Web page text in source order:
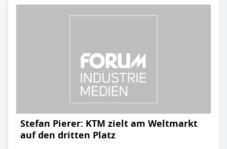
Stefan Pierer: KTM zielt am Weltmarkt
auf den dritten Platz